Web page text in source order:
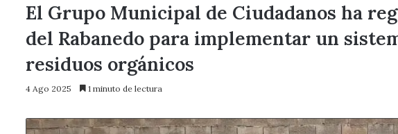
El Grupo Municipal de Ciudadanos ha
del Rabanedo para implementar un
residuos orgánicos
4 Ago 2025 1 minuto de lectura